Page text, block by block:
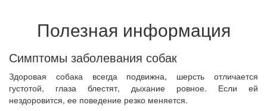
Полезная информация
Симптомы заболевания собак
Здоровая собака всегда подвижна, шерсть отличается
густотой, глаза блестят, дыхание ровное. Если ей
нездоровится, ее поведение резко меняется.